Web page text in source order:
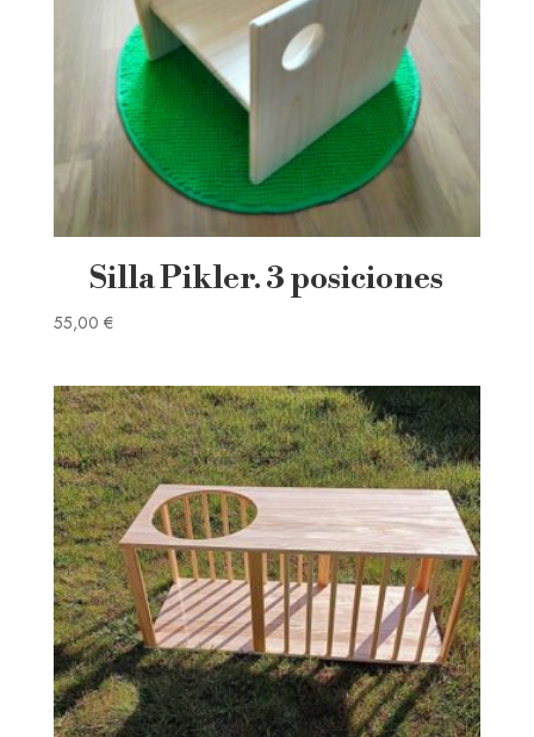
Silla Pikler. 3 posiciones
55,00 €